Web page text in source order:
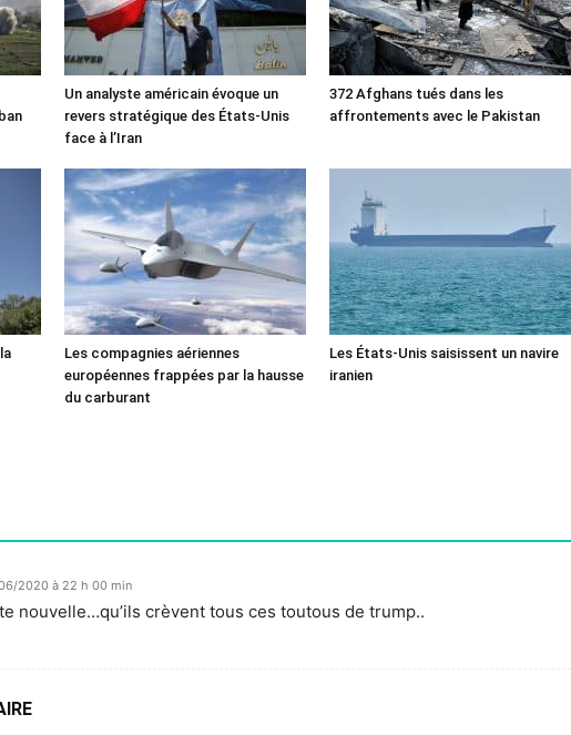
Un analyste américain évoque un
revers stratégique des États-Unis
face à l’Iran
372 Afghans tués dans les
affrontements avec le Pakistan
Les compagnies aériennes
européennes frappées par la hausse
du carburant
Les États-Unis saisissent un navire
iranien
2020 à 22 h 00 min
nouvelle…qu’ils crèvent tous ces toutous de trump..